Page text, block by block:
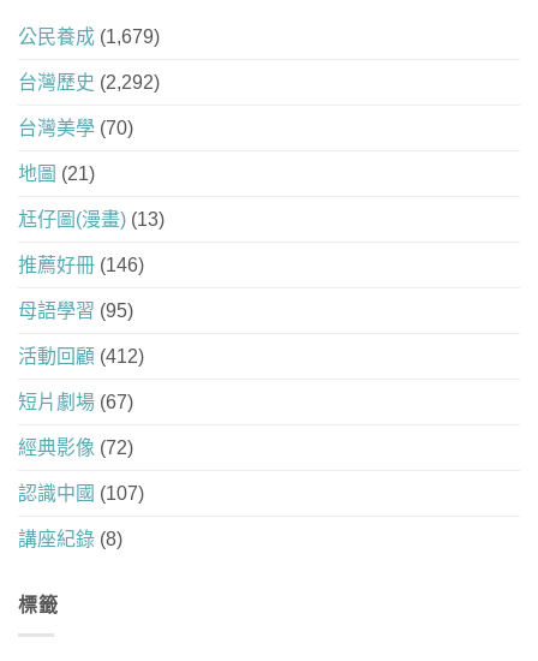
公民養成 (1,679)
台灣歷史 (2,292)
台灣美學 (70)
地圖 (21)
尪仔圖(漫畫) (13)
推薦好冊 (146)
母語學習 (95)
活動回顧 (412)
短片劇場 (67)
經典影像 (72)
認識中國 (107)
講座紀錄 (8)
標籤